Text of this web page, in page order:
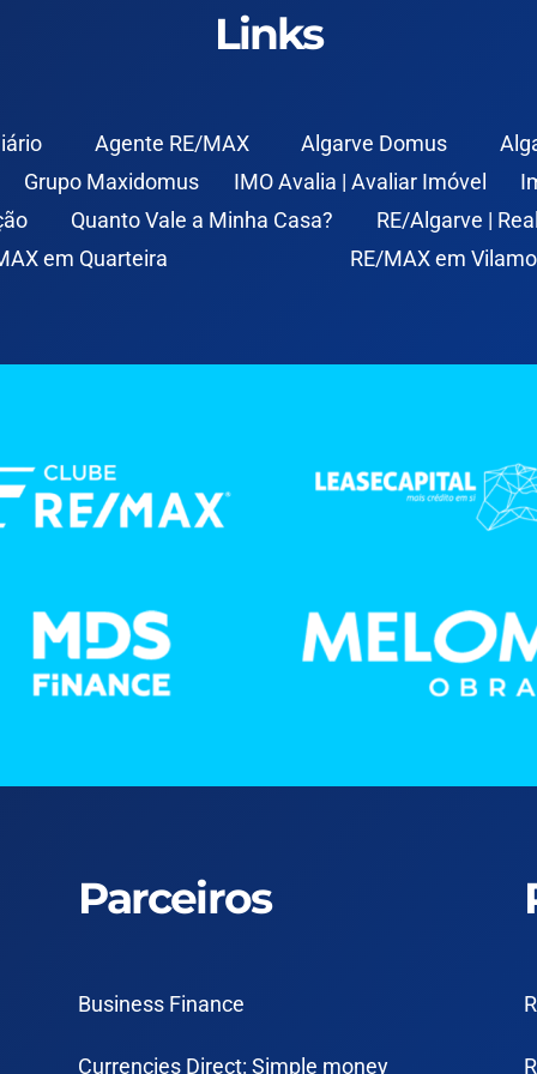
Links
Agente RE/MAX Algarve Domus
Grupo Maxidomus
IMO Avalia | Avaliar Imóvel
Quanto Vale a Minha Casa?
RE/Algarve |
em Quarteira
RE/MAX em
Parceiros
Business Finance
Currencies Direct: Simple money